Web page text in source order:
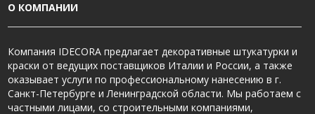
О КОМПАНИИ
Компания IDECORA предлагает декоративные штукатурки и
краски от ведущих поставщиков Италии и России, а также
оказывает услуги по профессиональному нанесению в г.
Санкт-Петербурге и Ленинградской области. Мы работаем с
частными лицами, со строительными компаниями,